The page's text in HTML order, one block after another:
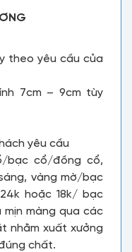
theo yêu cầu của
7cm – 9cm tùy
yêu cầu
bạc cổ/đồng cổ,
vàng mờ/bạc
hoặc 18k/ bạc
màng qua các
nhằm xuất xưởng
chất.